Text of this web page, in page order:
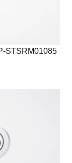
STSRM01085